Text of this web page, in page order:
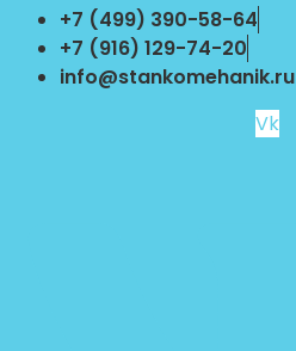
Перейти
содержимому
+7 (499) 390-58-64
+7 (916) 129-74-20
info@stankomehanik.ru
Vk